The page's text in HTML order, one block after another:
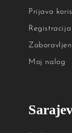
Prijava
Registracija
Moj nalog